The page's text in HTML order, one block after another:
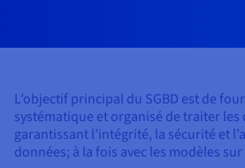
Tarifs
Documentation
Roadmap & Changelog
Nvidia L4
Toutes les GPUs →
Roadmap & Changelog
Roadmap & Changelog
IAM & Tenant Management
Gouvernance & Quotas
Documentation
Roadmap & Changelog
Tarifs
OS & licences
Documentation
Documentation
Roadmap & Changelog
Créer mon site en 1 click
Créer ma boutique en ligne
L’objectif principal du SGBD est de
systématique et organisé de traiter les
garantissant l’intégrité, la sécurité et
données; à la fois avec les modèles